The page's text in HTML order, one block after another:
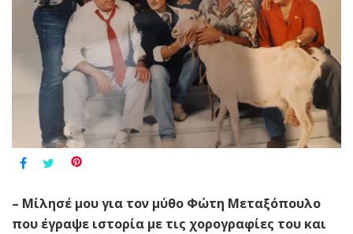
– Μίλησέ μου για τον μύθο Φώτη Μεταξόπουλο
που έγραψε ιστορία με τις χορογραφίες του και